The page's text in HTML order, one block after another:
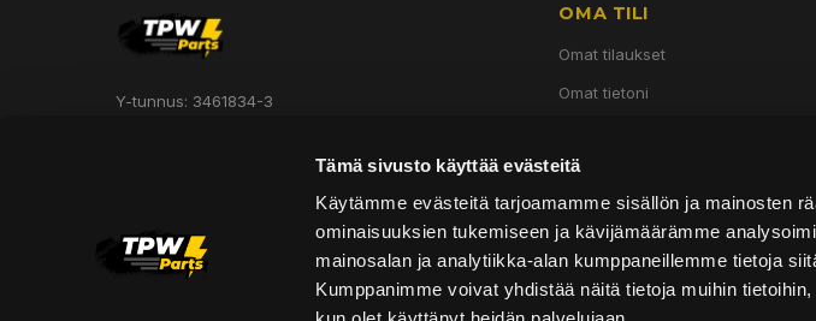
Tämä sivusto käyttää evästeitä
Käytämme evästeitä tarjoamamme sisällön ja mainosten
ominaisuuksien tukemiseen ja kävijämäärämme
mainosalan ja analytiikka-alan kumppaneillemme tietoja
Kumppanimme voivat yhdistää näitä tietoja muihin
Y-tunnus: 3461834-3
Asiakaspalvelu:
asiakaspalvelu@tpwparts.com
OMA TILI
Omat tilaukset
Omat tietoni